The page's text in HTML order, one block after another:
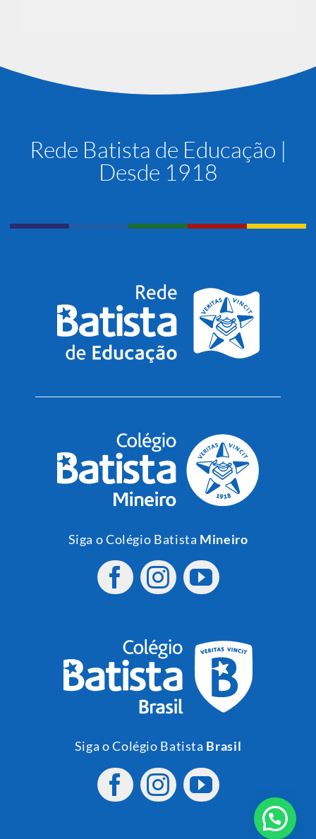
Rede Batista de Educação |
Desde 1918
Siga o Colégio Batista Mineiro
Siga o Colégio Batista Brasil